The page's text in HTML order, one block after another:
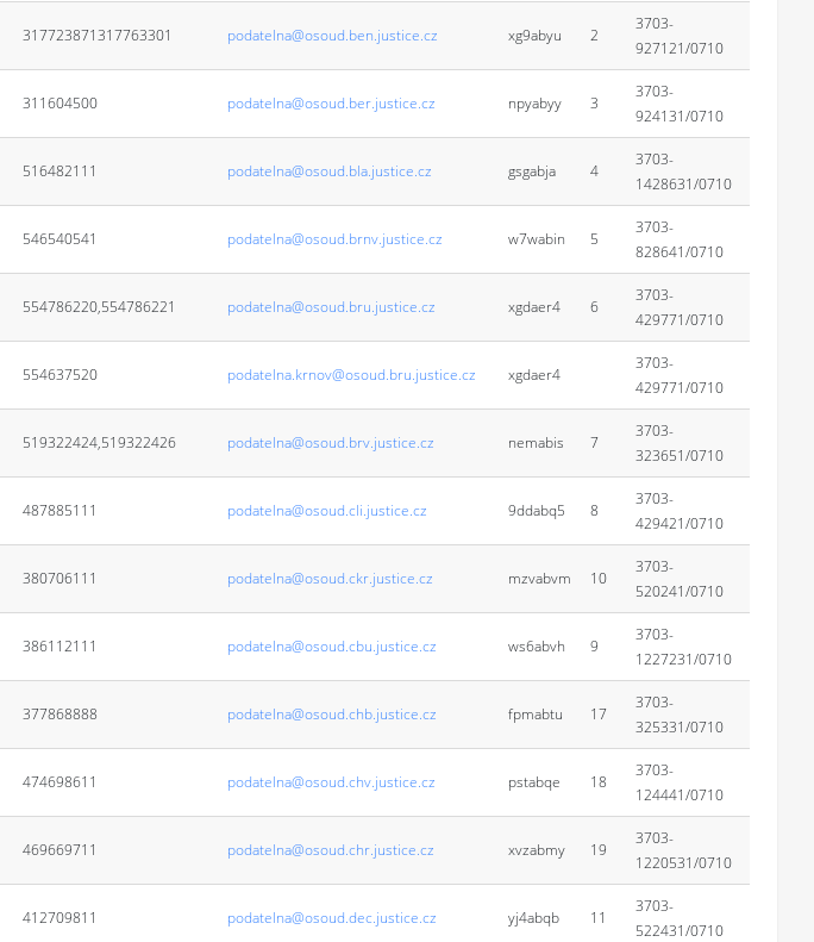
317723871317763301 podatelna@osoud.ben.justice.cz xg9abyu 2
3703-
927121/0710
311604500 podatelna@osoud.ber.justice.cz npyabyy 3
3703-
924131/0710
516482111 podatelna@osoud.bla.justice.cz gsgabja 4
3703-
1428631/0710
546540541 podatelna@osoud.brnv.justice.cz w7wabin 5
3703-
828641/0710
554786220,554786221 podatelna@osoud.bru.justice.cz xgdaer4 6
3703-
429771/0710
554637520 podatelna.krnov@osoud.bru.justice.cz xgdaer4
3703-
429771/0710
519322424,519322426 podatelna@osoud.brv.justice.cz nemabis 7
3703-
323651/0710
487885111 podatelna@osoud.cli.justice.cz 9ddabq5 8
3703-
429421/0710
380706111 podatelna@osoud.ckr.justice.cz mzvabvm 10
3703-
520241/0710
386112111 podatelna@osoud.cbu.justice.cz ws6abvh 9
3703-
1227231/0710
377868888 podatelna@osoud.chb.justice.cz fpmabtu 17
3703-
325331/0710
474698611 podatelna@osoud.chv.justice.cz pstabqe 18
3703-
124441/0710
469669711 podatelna@osoud.chr.justice.cz xvzabmy 19
3703-
1220531/0710
412709811 podatelna@osoud.dec.justice.cz yj4abqb 11
3703-
522431/0710